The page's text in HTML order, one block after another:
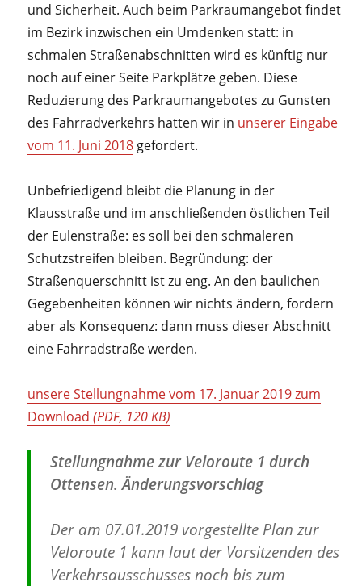
und Sicherheit. Auch beim Parkraumangebot findet
im Bezirk inzwischen ein Umdenken statt: in
schmalen Straßenabschnitten wird es künftig nur
noch auf einer Seite Parkplätze geben. Diese
Reduzierung des Parkraumangebotes zu Gunsten
des Fahrradverkehrs hatten wir in unserer Eingabe
vom 11. Juni 2018 gefordert.
Unbefriedigend bleibt die Planung in der
Klausstraße und im anschließenden östlichen Teil
der Eulenstraße: es soll bei den schmaleren
Schutzstreifen bleiben. Begründung: der
Straßenquerschnitt ist zu eng. An den baulichen
Gegebenheiten können wir nichts ändern, fordern
aber als Konsequenz: dann muss dieser Abschnitt
eine Fahrradstraße werden.
unsere Stellungnahme vom 17. Januar 2019 zum
Download(PDF, 120 KB)
Stellungnahme zur Veloroute 1 durch
Ottensen. Änderungsvorschlag
Der am 07.01.2019 vorgestellte Plan zur
Veloroute 1 kann laut der Vorsitzenden des
Verkehrsausschusses noch bis zum